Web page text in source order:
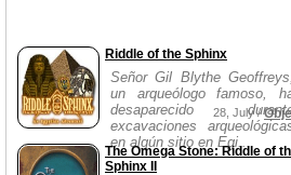
Riddle of the Sphinx
Señor Gil Blythe Geoffreys,
un arqueólogo famoso,
desaparecido
excavaciones
en algún sitio en Egi...
28, July /
The Omega Stone: Riddle of
Sphinx II